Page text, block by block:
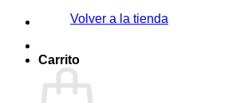
Volver a la tienda
Carrito